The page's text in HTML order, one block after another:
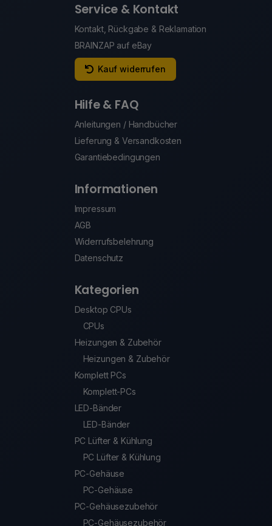
Service & Kontakt
Kontakt, Rückgabe & Reklamation
BRAINZAP auf eBay
Kauf widerrufen
Hilfe & FAQ
Anleitungen / Handbücher
Lieferung & Versandkosten
Garantiebedingungen
Informationen
Impressum
AGB
Widerrufsbelehrung
Datenschutz
Kategorien
Desktop CPUs
CPUs
Heizungen & Zubehör
Heizungen & Zubehör
Komplett PCs
Komplett-PCs
LED-Bänder
LED-Bänder
PC Lüfter & Kühlung
PC Lüfter & Kühlung
PC-Gehäuse
PC-Gehäuse
PC-Gehäusezubehör
PC-Gehäusezubehör